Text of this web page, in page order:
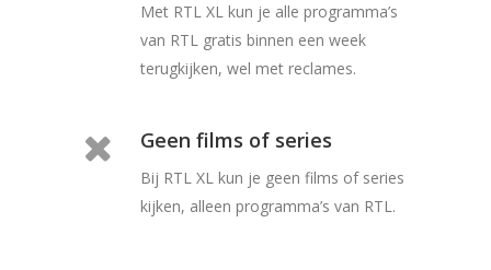
Met RTL XL kun je alle programma’s
van RTL gratis binnen een week
terugkijken, wel met reclames.
Geen films of series
Bij RTL XL kun je geen films of series
kijken, alleen programma’s van RTL.